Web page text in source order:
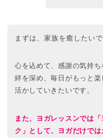
まずは、家族を癒したいで
心を込めて、感謝の気持
絆を深め、毎日がもっと
活かしていきたいです。
また、ヨガレッスンでは
ク」として、ヨガだけで